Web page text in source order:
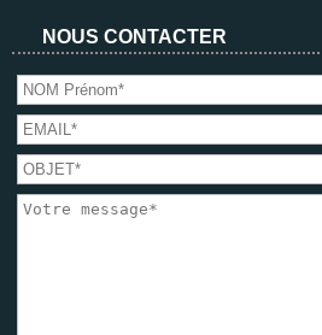
NOUS CONTACTER